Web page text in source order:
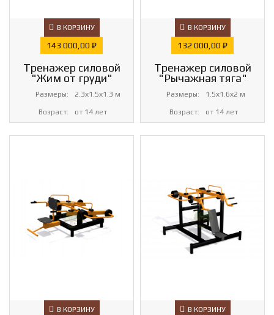
В КОРЗИНУ
Цена
143 000,00 ₽
Тренажер силовой
"Жим от груди"
Размеры: 2.3х1.5х1.3 м
Возраст: от 14 лет
В КОРЗИНУ
Цена
132 000,00 ₽
Тренажер силовой
"Рычажная тяга"
Размеры: 1.5х1.6х2 м
Возраст: от 14 лет
В КОРЗИНУ В КОРЗИНУ